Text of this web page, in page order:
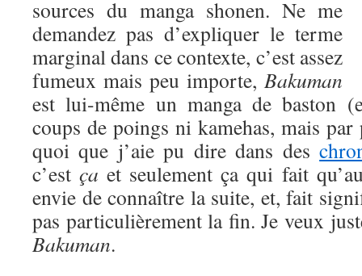
sources du manga shonen. Ne me
demandez pas d’expliquer le terme
marginal dans ce contexte, c’est assez
fumeux mais peu importe, Bakuman
est lui-même un manga de baston
coups de poings ni kamehas, mais
quoi que j’aie pu dire dans des
c’estça et seulement ça qui fait
envie de connaître la suite, et, fait
pas particulièrement la fin. Je veux
Bakuman.